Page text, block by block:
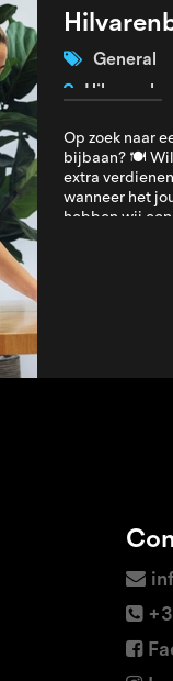
General
Op zoek naar
bijbaan? 🍽️
extra
wanneer het
hebben wij